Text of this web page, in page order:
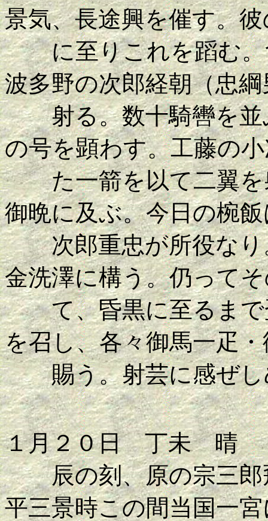
景気、長途興を催す。
に至りこれを蹈む。
波多野の次郎経朝（忠
射る。数十騎轡を並
の号を顕わす。工藤の
た一箭を以て二翼を
御晩に及ぶ。今日の椀
次郎重忠が所役なり
金洗澤に構う。仍って
て、昏黒に至るまで
を召し、各々御馬一疋
賜う。射芸に感ぜし
１月２０日 丁未 晴
辰の刻、原の宗三郎
平三景時この間当国一